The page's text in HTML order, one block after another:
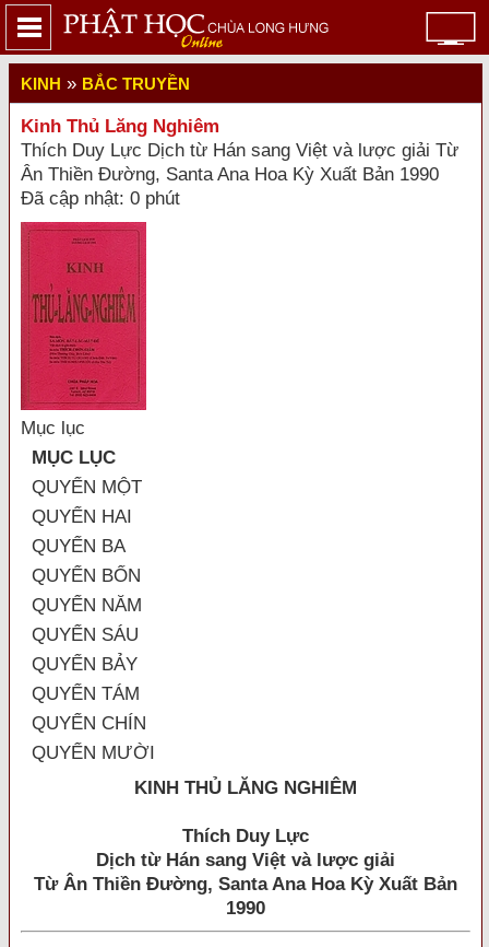
KINH » BẮC TRUYỀN
Kinh Thủ Lăng Nghiêm
Thích Duy Lực Dịch từ Hán sang Việt và lược giải Từ
Ân Thiền Đường, Santa Ana Hoa Kỳ Xuất Bản 1990
Đã cập nhật: 0 phút
Mục lục
MỤC LỤC
QUYỂN MỘT
QUYỂN HAI
QUYỂN BA
QUYỂN BỐN
QUYỂN NĂM
QUYỂN SÁU
QUYỂN BẢY
QUYỂN TÁM
QUYỂN CHÍN
QUYỂN MƯỜI
KINH THỦ LĂNG NGHIÊM
Thích Duy Lực
Dịch từ Hán sang Việt và lược giải
Từ Ân Thiền Đường, Santa Ana Hoa Kỳ Xuất Bản
1990